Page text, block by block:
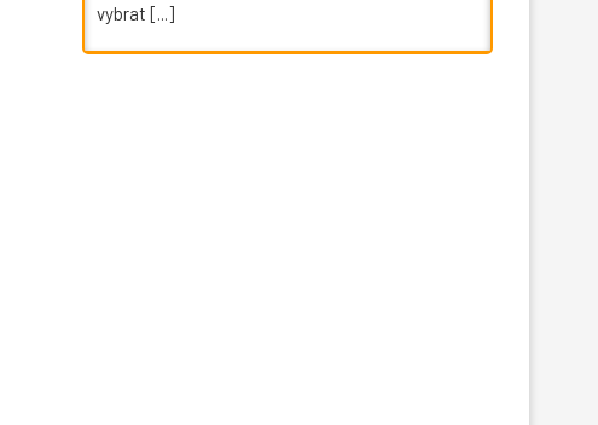
vybrat [...]